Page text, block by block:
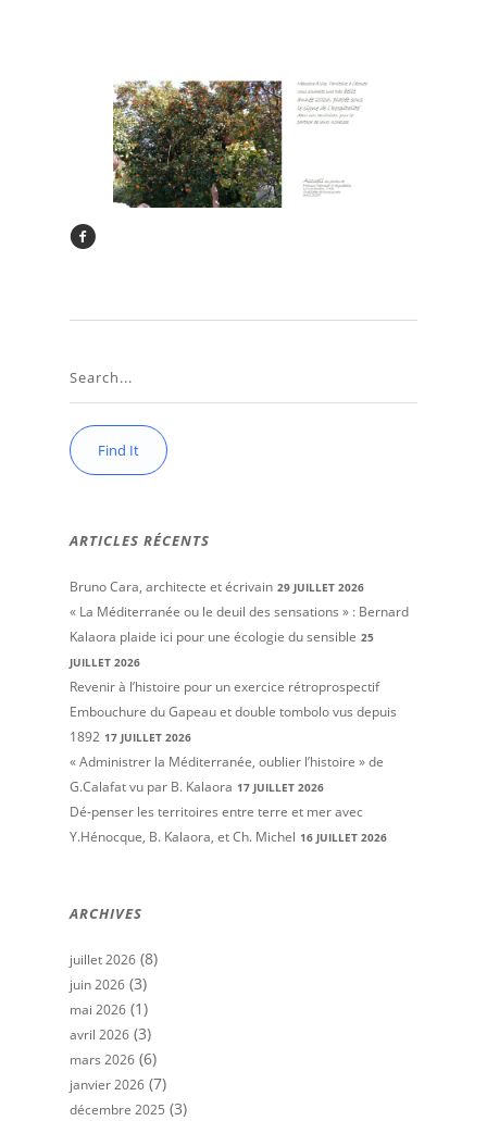
signe de
l’hospitalité
ARTICLES RÉCENTS
Bruno Cara, architecte et écrivain 29 JUILLET 2026
« La Méditerranée ou le deuil des sensations » : Bernard
Kalaora plaide ici pour une écologie du sensible 25
JUILLET 2026
Revenir à l’histoire pour un exercice rétroprospectif
Embouchure du Gapeau et double tombolo vus depuis
1892 17 JUILLET 2026
« Administrer la Méditerranée, oublier l’histoire » de
G.Calafat vu par B. Kalaora 17 JUILLET 2026
Dé-penser les territoires entre terre et mer avec
Y.Hénocque, B. Kalaora, et Ch. Michel 16 JUILLET 2026
ARCHIVES
juillet 2026 (8)
juin 2026 (3)
mai 2026 (1)
avril 2026 (3)
mars 2026 (6)
janvier 2026 (7)
décembre 2025 (3)